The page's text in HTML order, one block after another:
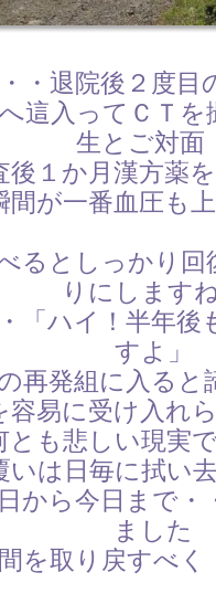
・退院後２度
這入ってＣＴ
生とご対面
後１か月漢方薬
間が一番血圧も
るとしっかり
りにします
「ハイ！半年
すよ」
再発組に入る
容易に受け入れ
とも悲しい現実
いは日毎に拭い
から今日まで
ました
を取り戻すべく